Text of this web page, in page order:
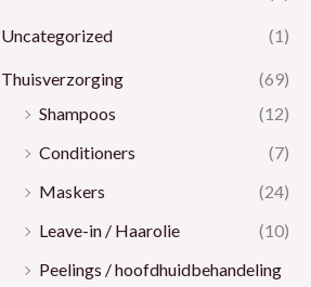
Uncategorized (1)
Thuisverzorging
(69)
Shampoos
(12)
Conditioners
(7)
Maskers
(24)
Leave-in / Haarolie
(10)
Peelings / hoofdhuidbehandeling